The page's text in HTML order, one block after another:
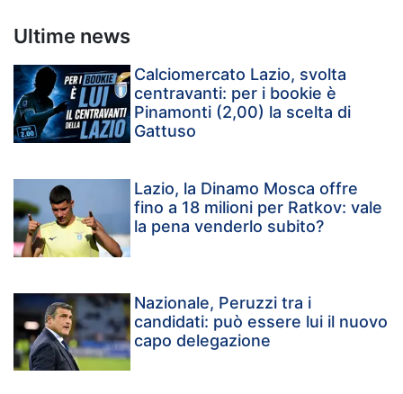
Ultime news
Calciomercato Lazio, svolta
centravanti: per i bookie è
Pinamonti (2,00) la scelta di
Gattuso
Lazio, la Dinamo Mosca offre
fino a 18 milioni per Ratkov: vale
la pena venderlo subito?
Nazionale, Peruzzi tra i
candidati: può essere lui il nuovo
capo delegazione